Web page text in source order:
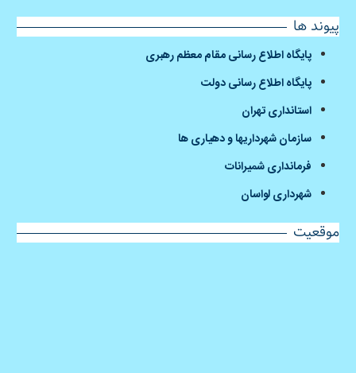
پیوند ها
پایگاه اطلاع رسانی مقام معظم رهبری
پایگاه اطلاع رسانی دولت
استانداری تهران
سازمان شهرداریها و دهیاری ها
فرمانداری شمیرانات
شهرداری لواسان
موقعیت